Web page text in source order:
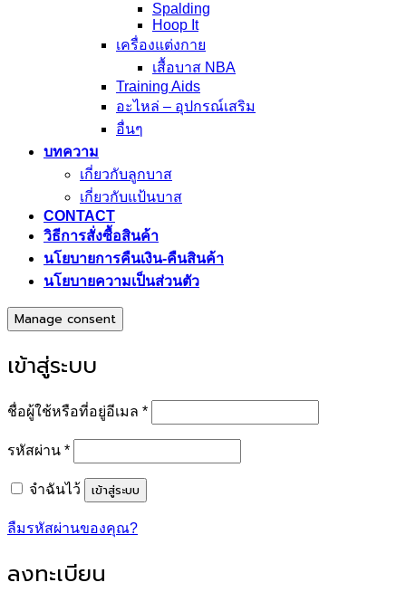
Spalding
Hoop It
เครื่องแต่งกาย
เสื้อบาส NBA
Training Aids
อะไหล่ – อุปกรณ์เสริม
อื่นๆ
บทความ
เกี่ยวกับลูกบาส
เกี่ยวกับแป้นบาส
CONTACT
วิธีการสั่งซื้อสินค้า
นโยบายการคืนเงิน-คืนสินค้า
นโยบายความเป็นส่วนตัว
Manage consent
เข้าสู่ระบบ
ชื่อผู้ใช้หรือที่อยู่อีเมล *ต้องการ
รหัสผ่าน *ต้องการ
จำฉันไว้ เข้าสู่ระบบ
ลืมรหัสผ่านของคุณ?
ลงทะเบียน